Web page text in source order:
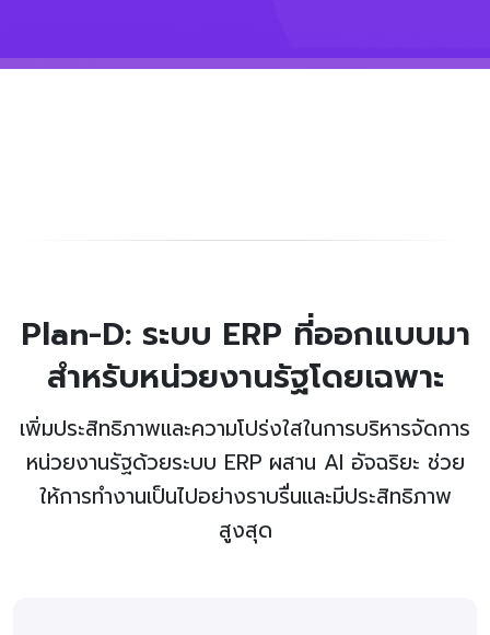
Plan-D: ระบบ ERP ที่ออกแบบมา
สำหรับหน่วยงานรัฐโดยเฉพาะ
เพิ่มประสิทธิภาพและความโปร่งใสในการบริหารจัดการ
หน่วยงานรัฐด้วยระบบ ERP ผสาน AI อัจฉริยะ ช่วย
ให้การทำงานเป็นไปอย่างราบรื่นและมีประสิทธิภาพ
สูงสุด